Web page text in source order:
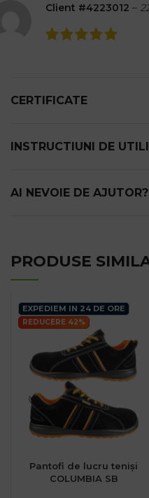
Client #4223012 –
CERTIFICATE
INSTRUCTIUNI DE
AI NEVOIE DE AJUTOR?
PRODUSE
EXPEDIEM IN 24 DE ORE
REDUCERE 42%
Pantofi de lucru teniși
COLUMBIA SB